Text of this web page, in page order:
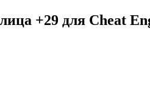
+29 для Cheat